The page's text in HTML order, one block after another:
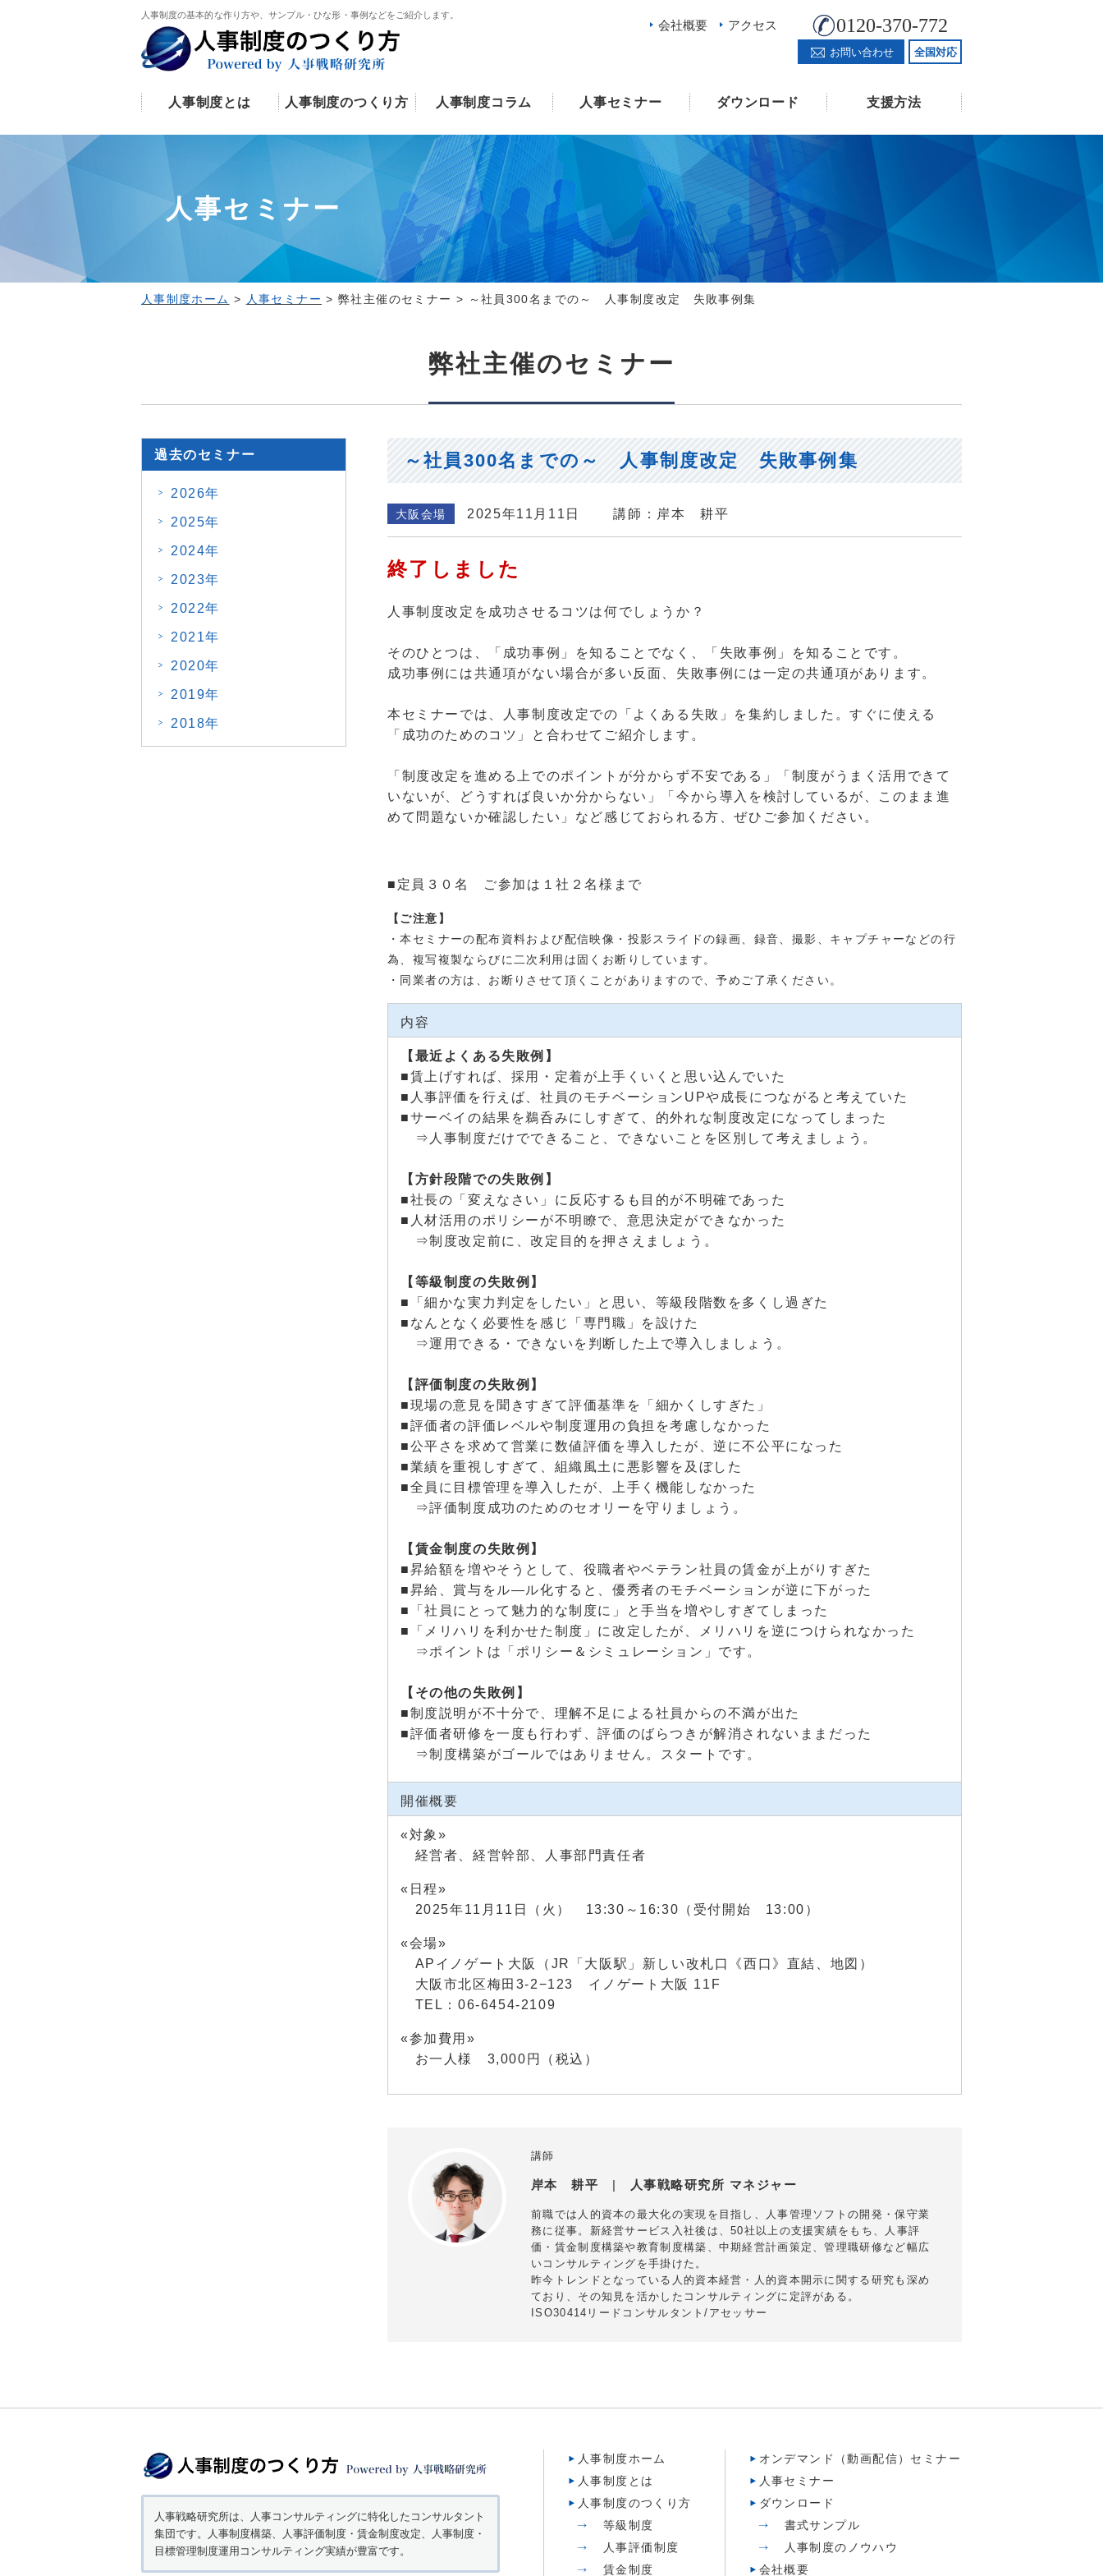
人事制度の基本的な作り方や、サンプル・ひな形・事例などをご紹介します。
会社概要 アクセス 0120-370-772
お問い合わせ 全国対応
人事制度とは 人事制度のつくり方 人事制度コラム 人事セミナー ダウンロード 支援方法
人事セミナー
人事制度ホーム > 人事セミナー >弊社主催のセミナー > ～社員300名までの～ 人事制度改定 失敗事例集
弊社主催のセミナー
～社員300名までの～ 人事制度改定 失敗事例集
大阪会場 2025年11月11日 講師：岸本 耕平
終了しました
人事制度改定を成功させるコツは何でしょうか？
そのひとつは、「成功事例」を知ることでなく、「失敗事例」を知ることです。
成功事例には共通項がない場合が多い反面、失敗事例には一定の共通項があります。
本セミナーでは、人事制度改定での「よくある失敗」を集約しました。すぐに使える
「成功のためのコツ」と合わせてご紹介します。
「制度改定を進める上でのポイントが分からず不安である」「制度がうまく活用できて
いないが、どうすれば良いか分からない」「今から導入を検討しているが、このまま進
めて問題ないか確認したい」など感じておられる方、ぜひご参加ください。
■定員３０名 ご参加は１社２名様まで
【ご注意】
・本セミナーの配布資料および配信映像・投影スライドの録画、録音、撮影、キャプチャーなどの行
為、複写複製ならびに二次利用は固くお断りしています。
・同業者の方は、お断りさせて頂くことがありますので、予めご了承ください。
内容
【最近よくある失敗例】
■賃上げすれば、採用・定着が上手くいくと思い込んでいた
■人事評価を行えば、社員のモチベーションUPや成長につながると考えていた
■サーベイの結果を鵜呑みにしすぎて、的外れな制度改定になってしまった
⇒人事制度だけでできること、できないことを区別して考えましょう。
【方針段階での失敗例】
■社長の「変えなさい」に反応するも目的が不明確であった
■人材活用のポリシーが不明瞭で、意思決定ができなかった
⇒制度改定前に、改定目的を押さえましょう。
【等級制度の失敗例】
■「細かな実力判定をしたい」と思い、等級段階数を多くし過ぎた
■なんとなく必要性を感じ「専門職」を設けた
⇒運用できる・できないを判断した上で導入しましょう。
【評価制度の失敗例】
■現場の意見を聞きすぎて評価基準を「細かくしすぎた」
■評価者の評価レベルや制度運用の負担を考慮しなかった
■公平さを求めて営業に数値評価を導入したが、逆に不公平になった
■業績を重視しすぎて、組織風土に悪影響を及ぼした
■全員に目標管理を導入したが、上手く機能しなかった
⇒評価制度成功のためのセオリーを守りましょう。
【賃金制度の失敗例】
■昇給額を増やそうとして、役職者やベテラン社員の賃金が上がりすぎた
■昇給、賞与をル―ル化すると、優秀者のモチベーションが逆に下がった
■「社員にとって魅力的な制度に」と手当を増やしすぎてしまった
■「メリハリを利かせた制度」に改定したが、メリハリを逆につけられなかった
⇒ポイントは「ポリシー＆シミュレーション」です。
【その他の失敗例】
■制度説明が不十分で、理解不足による社員からの不満が出た
■評価者研修を一度も行わず、評価のばらつきが解消されないままだった
⇒制度構築がゴールではありません。スタートです。
開催概要
«対象»
経営者、経営幹部、人事部門責任者
«日程»
2025年11月11日（火） 13:30～16:30（受付開始 13:00）
«会場»
APイノゲート大阪（JR「大阪駅」新しい改札口《西口》直結、 地図 ）
大阪市北区梅田3-2−123 イノゲート大阪 11F
TEL：06-6454-2109
«参加費用»
お一人様 3,000円（税込）
講師
岸本 耕平 | 人事戦略研究所 マネジャー
前職では人的資本の最大化の実現を目指し、人事管理ソフトの開発・保守業
務に従事。新経営サービス入社後は、50社以上の支援実績をもち、人事評
価・賃金制度構築や教育制度構築、中期経営計画策定、管理職研修など幅広
いコンサルティングを手掛けた。
昨今トレンドとなっている人的資本経営・人的資本開示に関する研究も深め
ており、その知見を活かしたコンサルティングに定評がある。
ISO30414リードコンサルタント/アセッサー
過去のセミナー
2026年
2025年
2024年
2023年
2022年
2021年
2020年
2019年
2018年
人事戦略研究所は、人事コンサルティングに特化したコンサルタント
集団です。人事制度構築、人事評価制度・賃金制度改定、人事制度・
目標管理制度運用コンサルティング実績が豊富です。
人事制度ホーム
人事制度とは
人事制度のつくり方
等級制度
人事評価制度
賃金制度
オンデマンド（動画配信）セミナー
人事セミナー
ダウンロード
書式サンプル
人事制度のノウハウ
会社概要